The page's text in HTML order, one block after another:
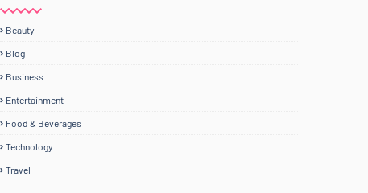
Beauty
Blog
Business
Entertainment
Food & Beverages
Technology
Travel